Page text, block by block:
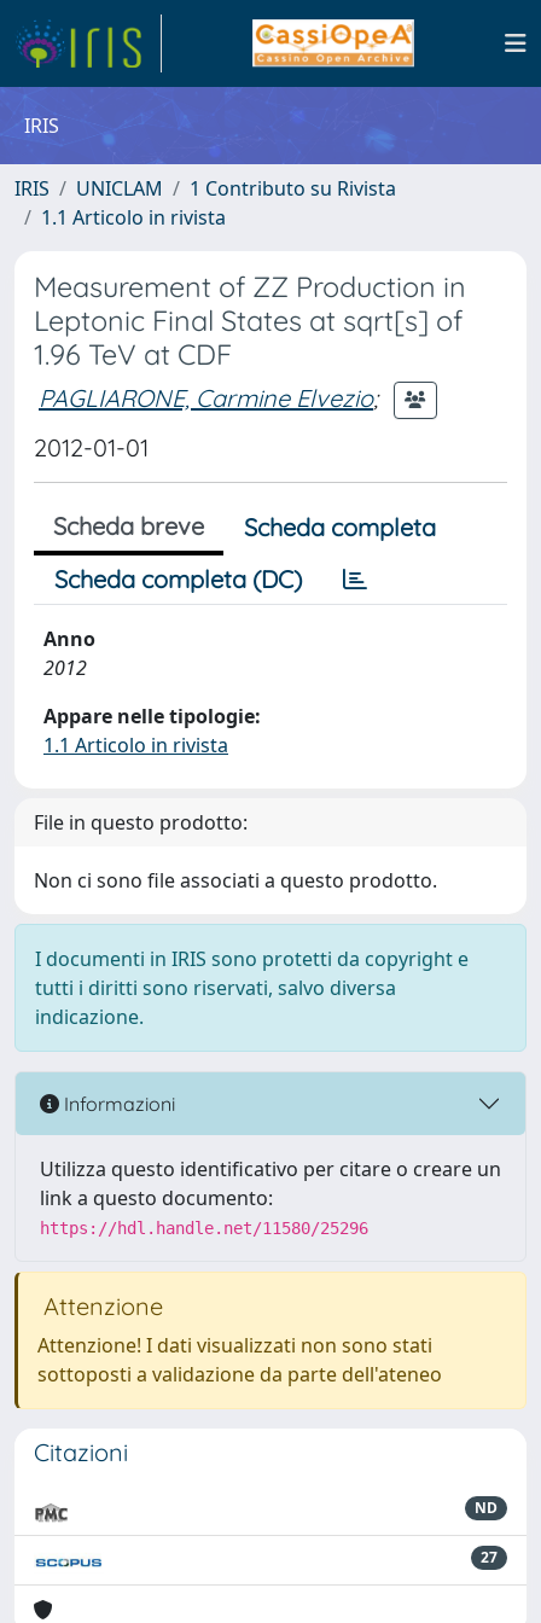
IRIS
IRIS UNICLAM
1 Contributo su Rivista
1.1 Articolo in rivista
Measurement of ZZ Production in
Leptonic Final States at sqrt[s] of
1.96 TeV at CDF
PAGLIARONE, Carmine Elvezio;
2012-01-01
Scheda breve
Scheda completa
Scheda completa (DC)
Anno
2012
Appare nelle tipologie:
1.1 Articolo in rivista
File in questo prodotto:
Non ci sono file associati a questo prodotto.
I documenti in IRIS sono protetti da copyright e
tutti i diritti sono riservati, salvo diversa
indicazione.
Informazioni
Utilizza questo identificativo per citare o creare un
link a questo documento:
https://hdl.handle.net/11580/25296
Attenzione
Attenzione! I dati visualizzati non sono stati
sottoposti a validazione da parte dell'ateneo
Citazioni
ND
27